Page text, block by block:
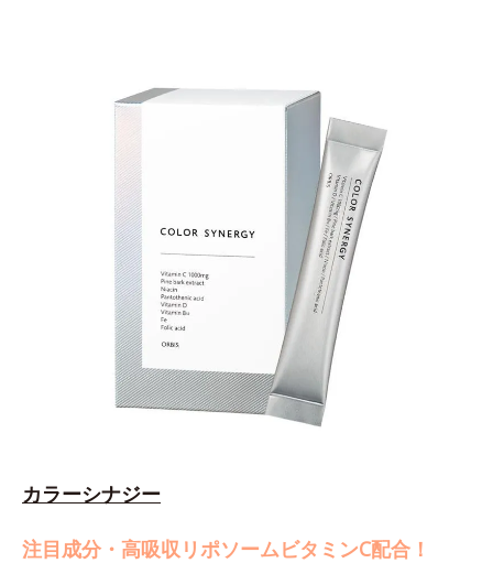
カラーシナジー
注目成分・高吸収リポソームビタミンC配合！